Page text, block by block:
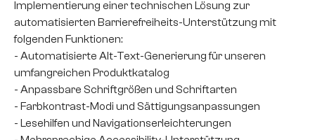
Implementierung einer technischen Lösung zur
automatisierten Barrierefreiheits-Unterstützung mit
folgenden Funktionen:
- Automatisierte Alt-Text-Generierung für unseren
umfangreichen Produktkatalog
- Anpassbare Schriftgrößen und Schriftarten
- Farbkontrast-Modi und Sättigungsanpassungen
- Lesehilfen und Navigationserleichterungen